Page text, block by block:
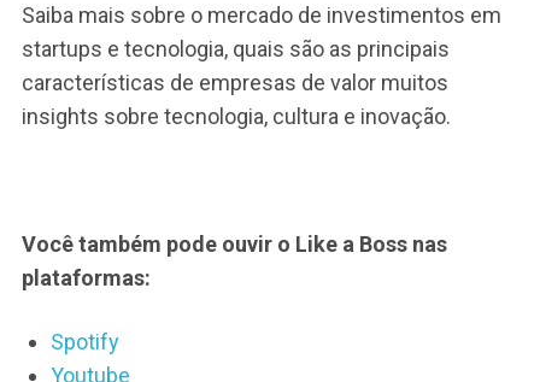
Saiba mais sobre o mercado de investimentos em
startups e tecnologia, quais são as principais
características de empresas de valor muitos
insights sobre tecnologia, cultura e inovação.
Você também pode ouvir o Like a Boss nas
plataformas:
Spotify
Youtube